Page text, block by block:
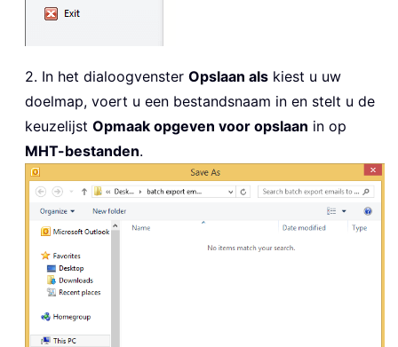
2. In het dialoogvenster Opslaan als kiest u uw
doelmap, voert u een bestandsnaam in en stelt u de
keuzelijst Opmaak opgeven voor opslaan in op
MHT-bestanden.